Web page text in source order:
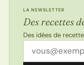
LA NEWSLETTER
Des recettes
Des idées de
Adresse email